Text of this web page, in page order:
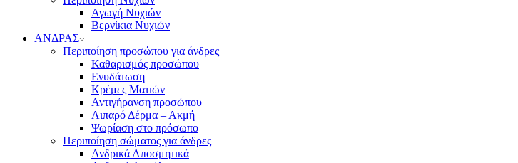
Αγωγή Νυχιών
Βερνίκια Νυχιών
ΑΝΔΡΑΣ
Περιποίηση προσώπου για άνδρες
Καθαρισμός προσώπου
Ενυδάτωση
Κρέμες Ματιών
Αντιγήρανση προσώπου
Λιπαρό Δέρμα – Ακμή
Ψωρίαση στο πρόσωπο
Περιποίηση σώματος για άνδρες
Ανδρικά Αποσμητικά